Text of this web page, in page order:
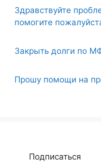
Здравствуйте
помогите
Закрыть долги по
Прошу помощи на
Подписаться